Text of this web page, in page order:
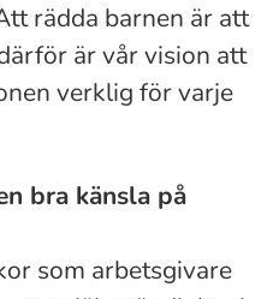
rädda barnen är att
är vår vision att
verklig för varje
bra känsla på
som arbetsgivare